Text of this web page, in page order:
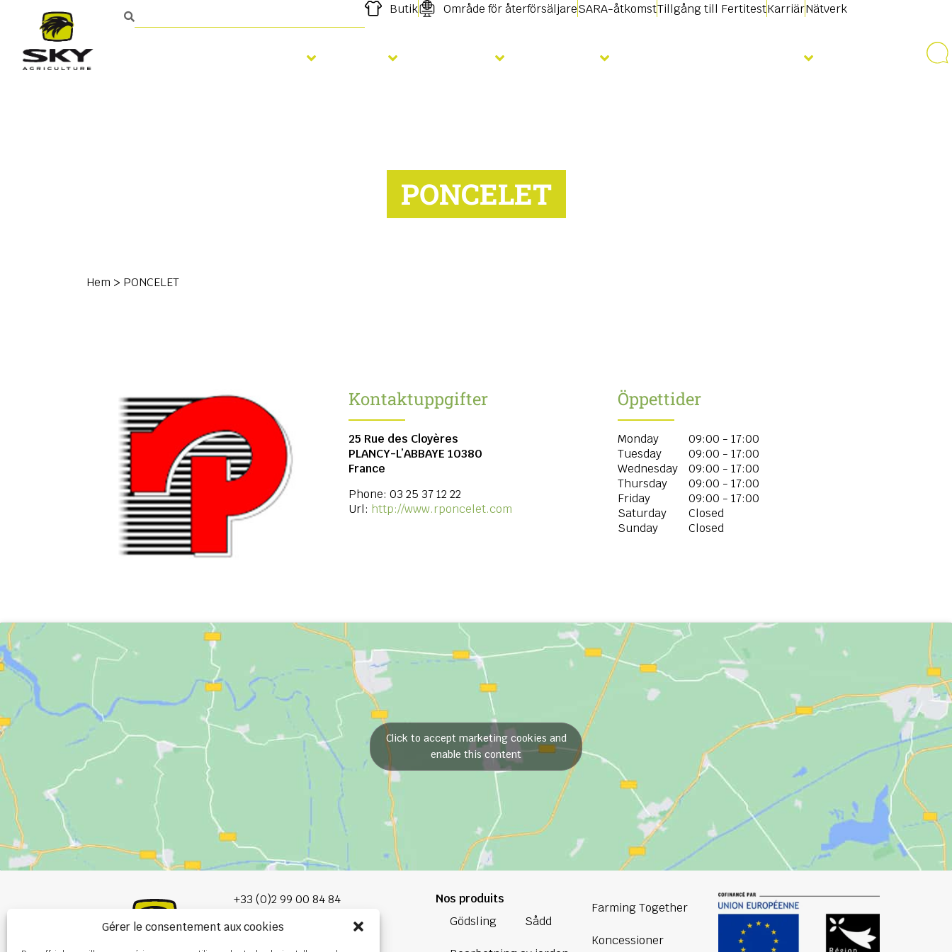
Gérer le consentement aux cookies
Butik Område för återförsäljareSARA-åtkomstTillgång till FertitestKarriärNätverk
PONCELET
Hem > PONCELET
Kontaktuppgifter
25 Rue des Cloyères
PLANCY-L’ABBAYE 10380
France
Phone: 03 25 37 12 22
Url: http://www.rponcelet.com
Öppettider
Monday
09:00 - 17:00
Tuesday
09:00 - 17:00
Wednesday
09:00 - 17:00
Thursday
09:00 - 17:00
Friday
09:00 - 17:00
Saturday
Closed
Sunday
Closed
Click to accept marketing cookies and
enable this content
+33 (0)2 99 00 84 84
info@burel-group.com
Nos produits
Gödsling
Sådd
Farming Together
Koncessioner